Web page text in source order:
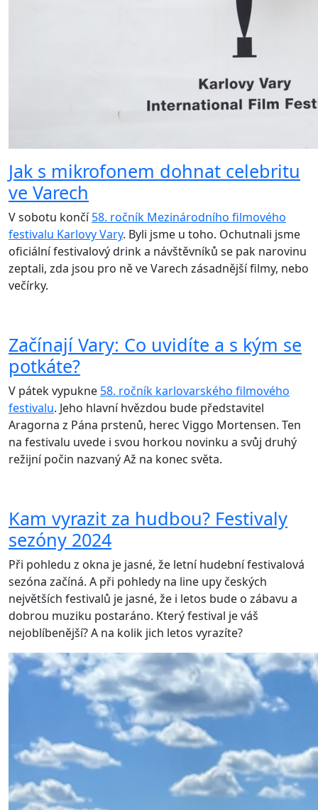
Jak s mikrofonem dohnat celebritu
ve Varech
V sobotu končí58. ročník Mezinárodního filmového
festivalu Karlovy Vary. Byli jsme u toho. Ochutnali jsme
oficiální festivalový drink a návštěvníků se pak narovinu
zeptali, zda jsou pro ně ve Varech zásadnější filmy, nebo
večírky.
Začínají Vary: Co uvidíte a s kým se
potkáte?
V pátek vypukne 58. ročník karlovarského filmového
festivalu. Jeho hlavní hvězdou bude představitel
Aragorna z Pána prstenů, herec Viggo Mortensen. Ten
na festivalu uvede i svou horkou novinku a svůj druhý
režijní počin nazvaný Až na konec světa.
Kam vyrazit za hudbou? Festivaly
sezóny 2024
Při pohledu z okna je jasné, že letní hudební festivalová
sezóna začíná. A při pohledy na line upy českých
největších festivalů je jasné, že i letos bude o zábavu a
dobrou muziku postaráno. Který festival je váš
nejoblíbenější? A na kolik jich letos vyrazíte?